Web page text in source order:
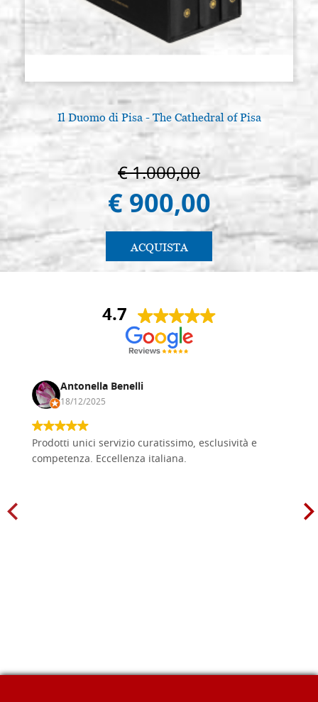
Il Duomo di Pisa - The Cathedral of Pisa
€ 1.000,00
€ 900,00
ACQUISTA
4.7
Antonella Benelli
18/12/2025
Prodotti unici servizio curatissimo, esclusività e
competenza. Eccellenza italiana.